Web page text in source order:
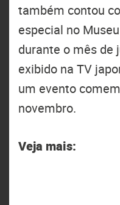
também contou
especial no
durante o mês de
exibido na TV
um evento
novembro.
Veja mais: